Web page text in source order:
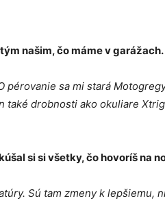
našim, čo máme v garážach.
pérovanie sa mi stará
drobnosti ako okuliare
si si všetky, čo hovoríš na
Sú tam zmeny k lepšiemu,